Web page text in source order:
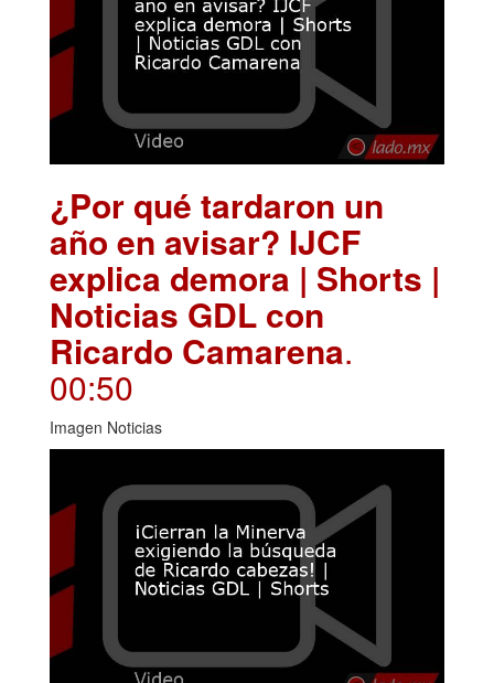
¿Por qué tardaron un
año en avisar? IJCF
explica demora | Shorts |
Noticias GDL con
Ricardo Camarena.
00:50
Imagen Noticias